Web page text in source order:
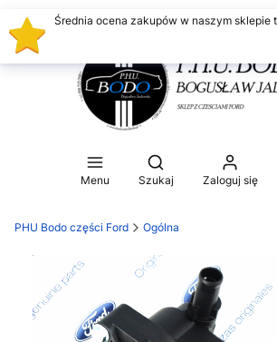
Menu
Otwórz wyszukiwarkę
Szukaj Zaloguj się
PHU Bodo części Ford Ogólna
Średnia ocena zakupów w naszym sklepie